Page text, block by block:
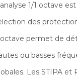
1/1 octave
des
permet de
ou basses
Les STIPA et